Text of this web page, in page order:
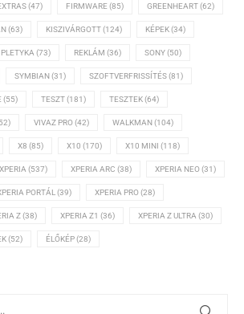
(47) FIRMWARE(85) GREENHEART(62)
(63) KISZIVÁRGOTT(124) KÉPEK(34)
PLETYKA (73) REKLÁM (36) SONY(50)
SYMBIAN(31) SZOFTVERFRISSÍTÉS(81)
(55) TESZT(181) TESZTEK(64)
VIVAZ PRO(42) WALKMAN(104)
X8 (85) X10 (170) X10 MINI (118)
XPERIA (537) XPERIA ARC (38) XPERIA NEO(31)
PORTÁL(39) XPERIA PRO(28)
Z(38) XPERIA Z1 (36) XPERIA Z ULTRA (30)
(52) ÉLŐKÉP(28)